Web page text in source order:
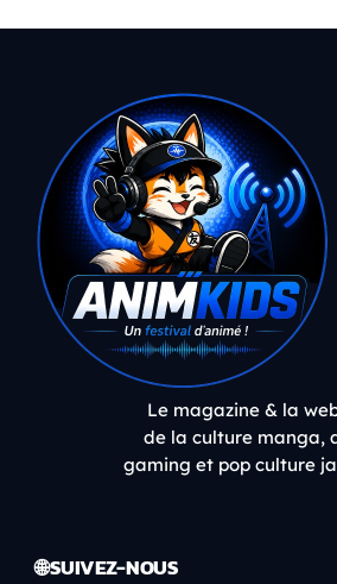
Le magazine & la
de la culture manga,
gaming et pop culture
🌐 SUIVEZ-NOUS